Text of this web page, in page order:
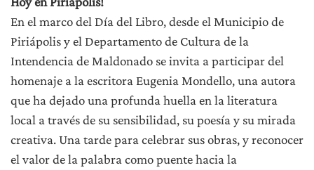
En el marco del Día del Libro, desde el Municipio de
Piriápolis y el Departamento de Cultura de la
Intendencia de Maldonado se invita a participar del
homenaje a la escritora Eugenia Mondello, una autora
que ha dejado una profunda huella en la literatura
local a través de su sensibilidad, su poesía y su mirada
creativa. Una tarde para celebrar sus obras, y reconocer
el valor de la palabra como puente hacia la